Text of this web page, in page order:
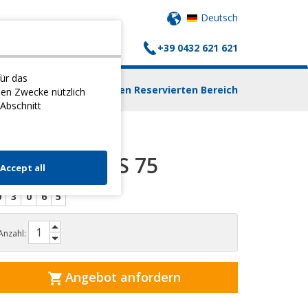
Deutsch
+39 0432 621 621
Einloggen Reservierten Bereich
GYMNIC PLUS 75
3 0 6 5
Angebot anfordern
das
Zwecke nützlich
Accept all